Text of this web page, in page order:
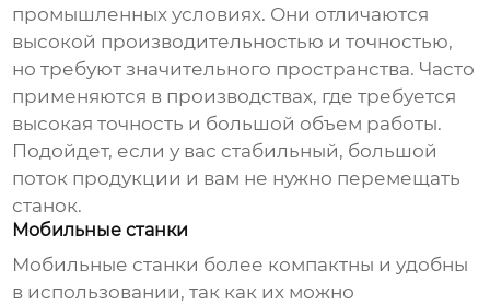
промышленных условиях. Они отличаются
высокой производительностью и точностью,
но требуют значительного пространства. Часто
применяются в производствах, где требуется
высокая точность и большой объем работы.
Подойдет, если у вас стабильный, большой
поток продукции и вам не нужно перемещать
станок.
Мобильные станки
Мобильные станки более компактны и удобны
в использовании, так как их можно